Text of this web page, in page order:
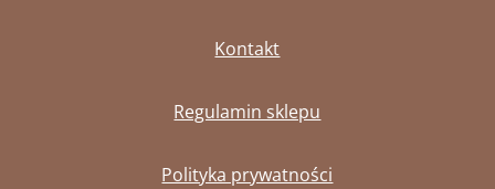
Kontakt
Regulamin sklepu
Polityka prywatności